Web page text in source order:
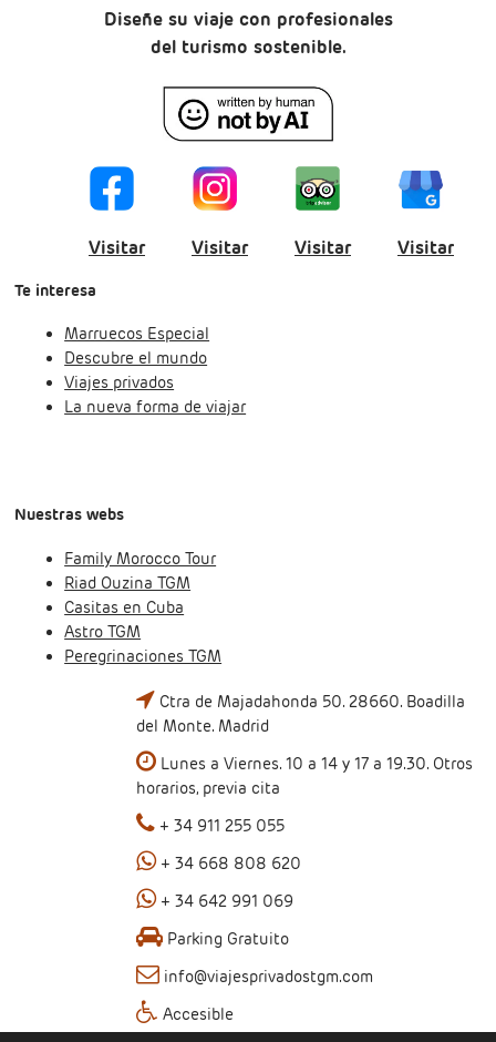
Diseñe su viaje con profesionales
del turismo sostenible.
Visitar Visitar Visitar Visitar
Te interesa
Marruecos Especial
Descubre el mundo
Viajes privados
La nueva forma de viajar
Nuestras webs
Family Morocco Tour
Riad Ouzina TGM
Casitas en Cuba
Astro TGM
Peregrinaciones TGM
Ctra de Majadahonda 50. 28660. Boadilla
del Monte. Madrid
Lunes a Viernes. 10 a 14 y 17 a 19.30. Otros
horarios, previa cita
+ 34 911 255 055
+ 34 668 808 620
+ 34 642 991 069
Parking Gratuito
info@viajesprivadostgm.com
Accesible